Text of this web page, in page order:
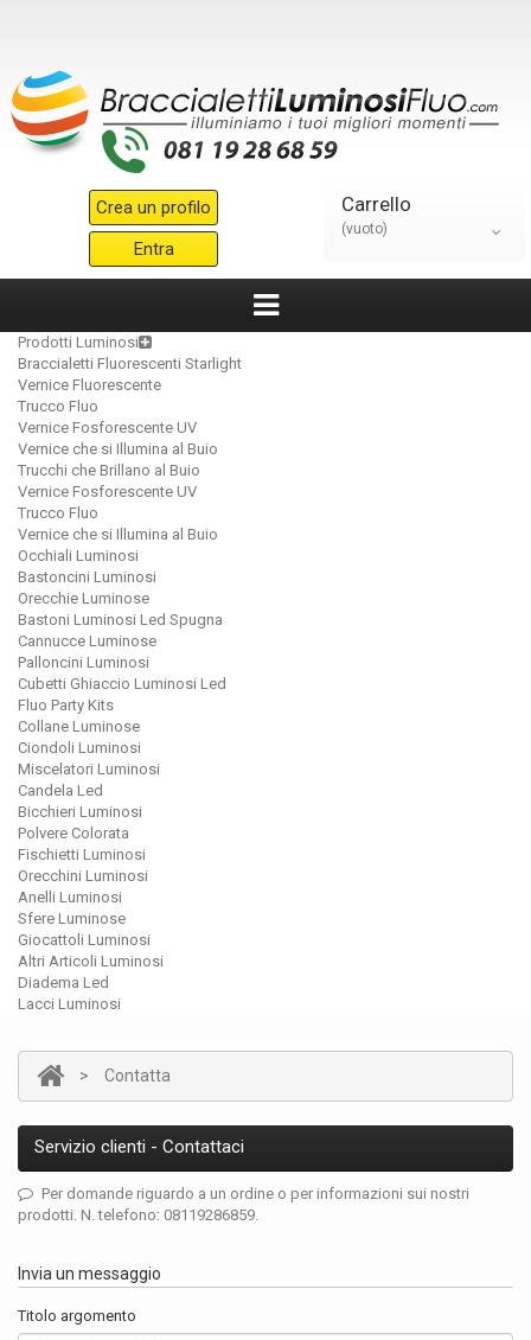
Crea un profilo
Entra
Carrello
(vuoto)
Prodotti Luminosi
Braccialetti Fluorescenti Starlight
Vernice Fluorescente
Trucco Fluo
Vernice Fosforescente UV
Vernice che si Illumina al Buio
Trucchi che Brillano al Buio
Vernice Fosforescente UV
Trucco Fluo
Vernice che si Illumina al Buio
Occhiali Luminosi
Bastoncini Luminosi
Orecchie Luminose
Bastoni Luminosi Led Spugna
Cannucce Luminose
Palloncini Luminosi
Cubetti Ghiaccio Luminosi Led
Fluo Party Kits
Collane Luminose
Ciondoli Luminosi
Miscelatori Luminosi
Candela Led
Bicchieri Luminosi
Polvere Colorata
Fischietti Luminosi
Orecchini Luminosi
Anelli Luminosi
Sfere Luminose
Giocattoli Luminosi
Altri Articoli Luminosi
Diadema Led
Lacci Luminosi
> Contatta
Servizio clienti - Contattaci
Per domande riguardo a un ordine o per informazioni sui nostri
prodotti. N. telefono: 08119286859.
Invia un messaggio
Titolo argomento